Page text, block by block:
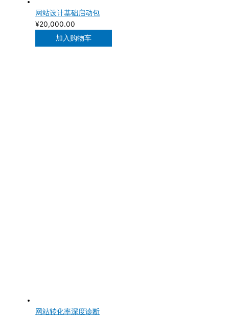
网站设计基础启动包
¥20,000.00
加入购物车
网站转化率深度诊断